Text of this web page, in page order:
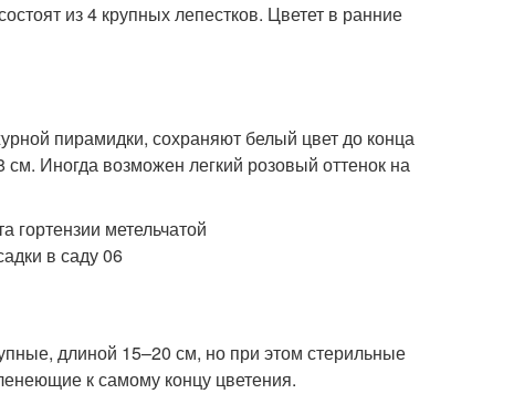
из 4 крупных лепестков. Цветет в ранние
пирамидки, сохраняют белый цвет до конца
см. Иногда возможен легкий розовый оттенок на
длиной 15–20 см, но при этом стерильные
к самому концу цветения.